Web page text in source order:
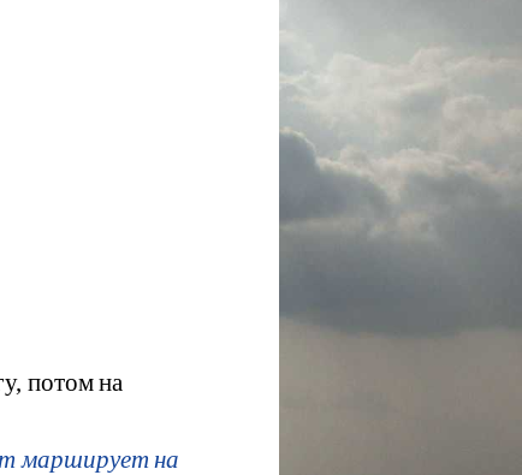
потом на
марширует на